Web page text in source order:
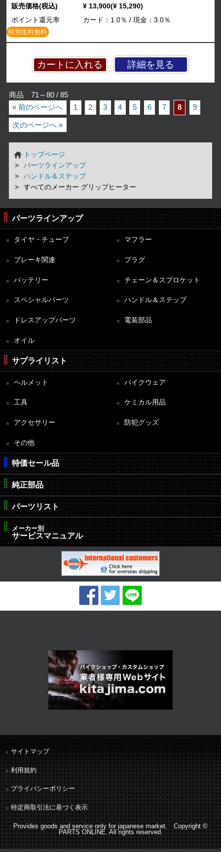
詳細を見る
販売価格(税込)
¥ 13,900(¥ 15,290)
ポイント還元率
カード：1.0％ / 現金：3.0％
特別送料無料
商品 71～80 / 85
« 前のページへ
1 2 3 4 5 6 7 8 9
次のページへ »
トップページ
パーツラインアップ
ハンドル＆ステップ
すべてのメーカー グリップヒーター
パーツラインアップ
タイヤ・チューブ マフラー
ブレーキ関連 プラグ
バッテリー チェーン＆スプロケット
スペシャルパーツ ハンドル＆ステップ
ドレスアップパーツ 電装部品
オイル
サプライリスト
ヘルメット バイクウェア
工具 ケミカル用品
アクセサリー 防犯グッズ
その他
特価セール品
純正部品
パーツリスト
メーカー別
サービスマニュアル
サイトマップ
利用規約
プライバシーポリシー
特定商取引法に基づく表示
Provides goods and service only for japanese market. Copyright ©
PARTS ONLINE. All rights reserved.